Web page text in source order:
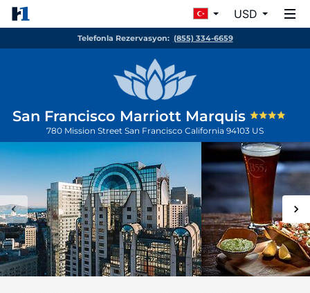
USD
Telefonla Rezervasyon: (855) 334-6659
San Francisco Marriott Marquis
780 Mission Street San Francisco California 94103 US